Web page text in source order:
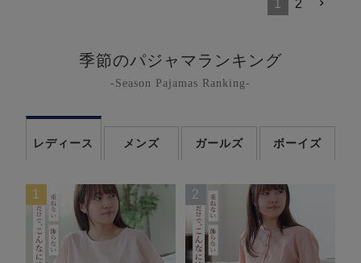
1 2
季節のパジャマランキング
-Season Pajamas Ranking-
レディース メンズ ガールズ ボーイズ
1 2